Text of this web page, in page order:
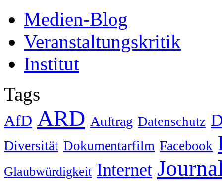
Medien-Blog
Veranstaltungskritik
Institut
Tags
AfD ARD Auftrag Datenschutz
Diversität Dokumentarfilm Facebook
Glaubwürdigkeit Internet